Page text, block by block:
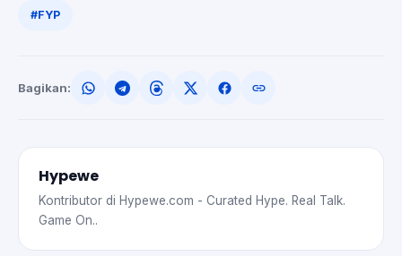
#FYP
Bagikan:
Hypewe
Kontributor di Hypewe.com - Curated Hype. Real Talk.
Game On..